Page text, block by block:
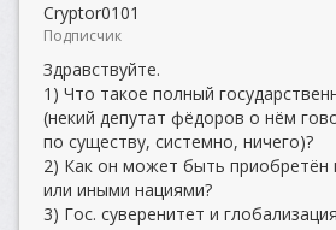
Cryptor0101
Подписчик
Здравствуйте.
1) Что такое полный
(некий депутат фёдоров о нём
по существу, системно, ничего)?
2) Как он может быть приобретён
или иными нациями?
3) Гос. суверенитет и